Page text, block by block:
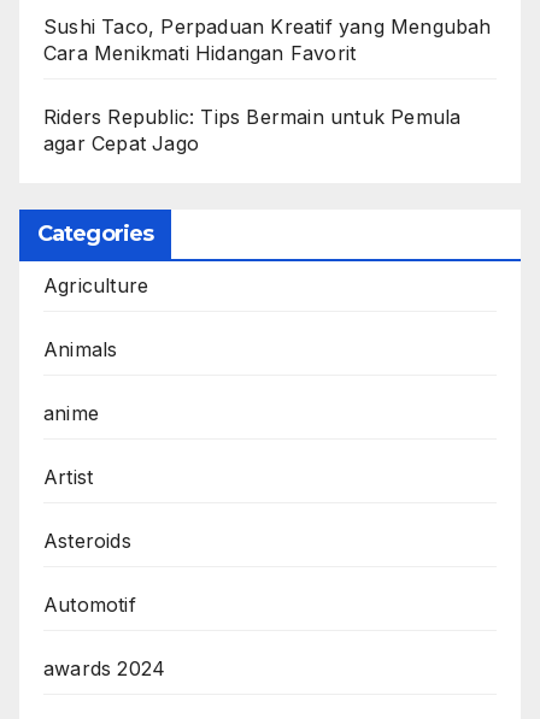
Sushi Taco, Perpaduan Kreatif yang Mengubah
Cara Menikmati Hidangan Favorit
Riders Republic: Tips Bermain untuk Pemula
agar Cepat Jago
Categories
Agriculture
Animals
anime
Artist
Asteroids
Automotif
awards 2024